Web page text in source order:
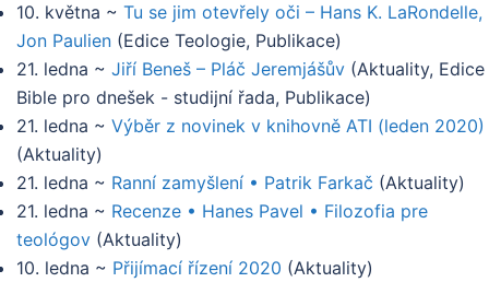
10. května ~ Tu se jim otevřely oči – Hans K. LaRondelle,
Jon Paulien (Edice Teologie, Publikace)
21. ledna ~ Jiří Beneš – Pláč Jeremjášův (Aktuality, Edice
Bible pro dnešek - studijní řada, Publikace)
21. ledna ~ Výběr z novinek v knihovně ATI (leden 2020)
(Aktuality)
21. ledna ~ Ranní zamyšlení • Patrik Farkač (Aktuality)
21. ledna ~ Recenze • Hanes Pavel • Filozofia pre
teológov (Aktuality)
10. ledna ~ Přijímací řízení 2020 (Aktuality)